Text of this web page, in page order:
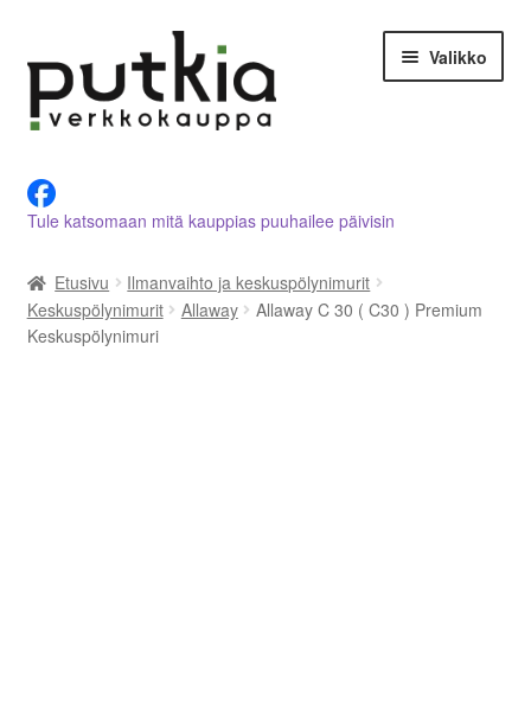
navigointiin
sisältöön
Valikko
Tietoja meistä
Asiakastilini
Ostoskori
Tule katsomaan mitä kauppias puuhailee päivisin
Etusivu
Ilmanvaihto ja keskuspölynimurit
Keskuspölynimurit
Allaway
Allaway C 30 ( C30 ) Premium
Keskuspölynimuri